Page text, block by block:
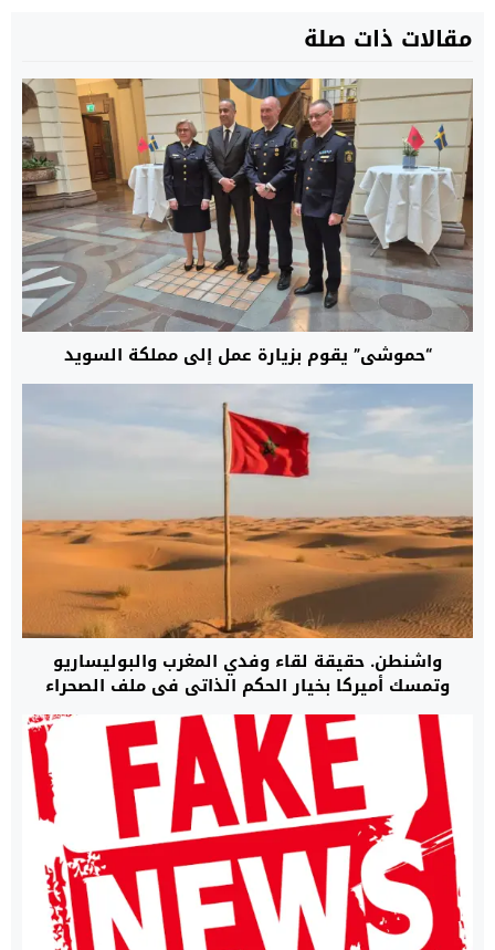
مقالات ذات صلة
“حموشي” يقوم بزيارة عمل إلى مملكة السويد
واشنطن. حقيقة لقاء وفدي المغرب والبوليساريو
وتمسك أميركا بخيار الحكم الذاتي في ملف الصحراء